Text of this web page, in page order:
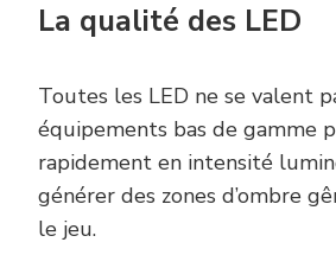
La qualité des LED
Toutes les LED ne se valent
équipements bas de gamme
rapidement en intensité
générer des zones d’ombre
le jeu.